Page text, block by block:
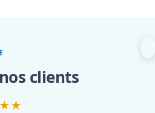
clients